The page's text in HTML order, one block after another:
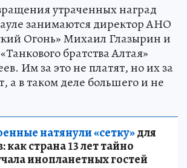
утраченных наград
занимаются директор АНО
Огонь» Михаил Глазырин и
братства Алтая»
Им за это не платят, но их за
а в таком деле большего и не
натянули «сетку»для
страна 13 лет тайно
инопланетных гостей